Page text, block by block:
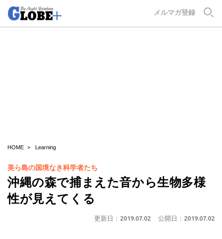
メルマガ登録
HOME Learning
美ら島の国境なき科学者たち
沖縄の森で捕まえた音から生物多様
性が見えてくる
更新日： 2019.07.02 公開日： 2019.07.02